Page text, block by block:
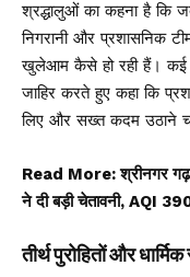
श्रद्धालुओं का कहना है कि
निगरानी और प्रशासनिक
खुलेआम कैसे हो रही हैं। कई
जाहिर करते हुए कहा कि
लिए और सख्त कदम उठाने
Read More:श्रीनगर
ने दी बड़ी चेतावनी, AQI
तीर्थ पुरोहितों और